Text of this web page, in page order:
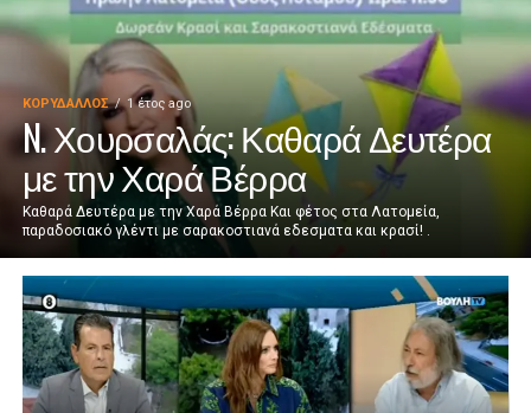
ΚΟΡΥΔΑΛΛΟΣ 1 έτος ago
N. Χουρσαλάς: Καθαρά Δευτέρα
με την Χαρά Βέρρα
Καθαρά Δευτέρα με την Χαρά Βέρρα Και φέτος στα Λατομεία,
παραδοσιακό γλέντι με σαρακοστιανά εδεσματα και κρασί! .